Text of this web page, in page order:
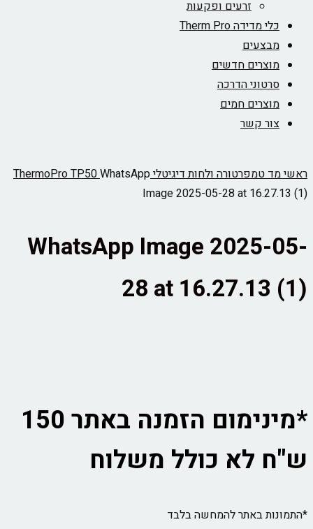
זרעים ופקעות
כלי מדידה Therm Pro
מבצעים
מוצרים חדשים
סרטוני הדרכה
מוצרים חמים
צור קשר
ראשימד טמפרטורה ולחות דיגיטלי ThermoPro TP50WhatsApp
Image 2025-05-28 at 16.27.13 (1)
WhatsApp Image 2025-05-
28 at 16.27.13 (1)
*מינימום הזמנה באתר 150
ש"ח לא כולל משלוח
*התמונות באתר להמחשה בלבד